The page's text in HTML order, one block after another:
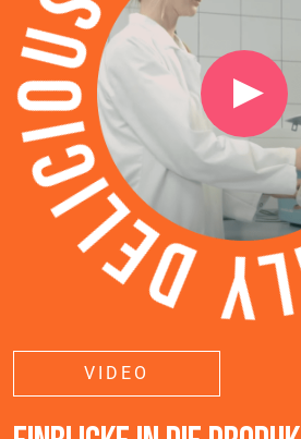
VIDEO